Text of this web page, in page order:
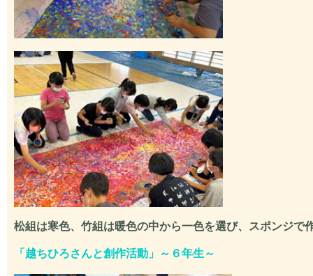
松組は寒色、竹組は暖色の中から一色を選び、スポンジで
「 越ちひろさんと創作活動 」～６年生～